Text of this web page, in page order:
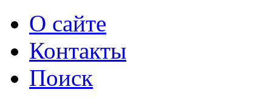
О сайте
Контакты
Поиск